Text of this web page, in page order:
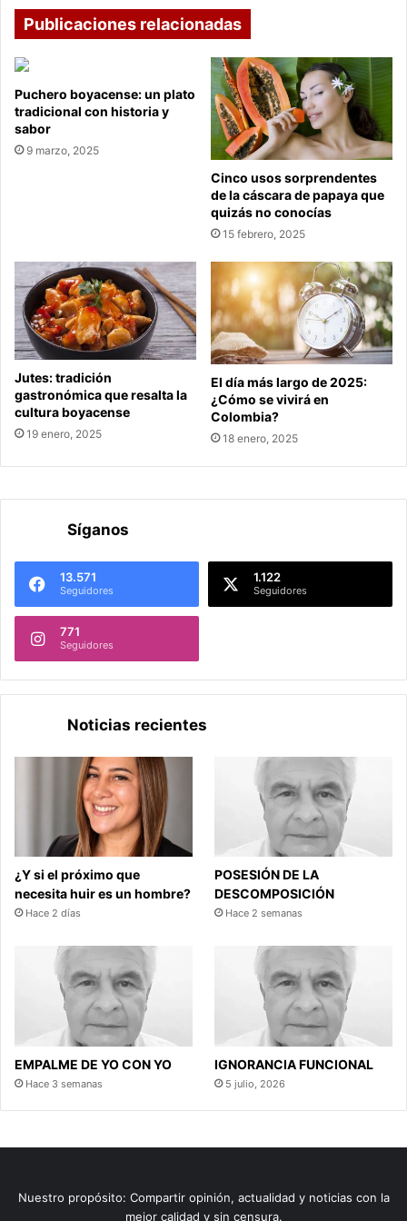
Publicaciones relacionadas
Puchero boyacense: un plato
tradicional con historia y
sabor
9 marzo, 2025
Cinco usos sorprendentes
de la cáscara de papaya que
quizás no conocías
15 febrero, 2025
Jutes: tradición
gastronómica que resalta la
cultura boyacense
19 enero, 2025
El día más largo de 2025:
¿Cómo se vivirá en
Colombia?
18 enero, 2025
Síganos
13.571
Seguidores
1.122
Seguidores
771
Seguidores
Noticias recientes
¿Y si el próximo que
necesita huir es un hombre?
Hace 2 días
POSESIÓN DE LA
DESCOMPOSICIÓN
Hace 2 semanas
EMPALME DE YO CON YO
Hace 3 semanas
IGNORANCIA FUNCIONAL
5 julio, 2026
Nuestro propósito: Compartir opinión, actualidad y noticias con la
mejor calidad y sin censura.